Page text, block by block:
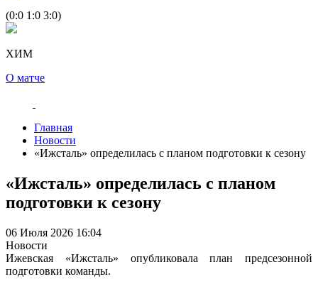
(0:0 1:0 3:0)
ХИМ
О матче
Главная
Новости
«Ижсталь» определилась с планом подготовки к сезону
«Ижсталь» определилась с планом
подготовки к сезону
06 Июля 2026 16:04
Новости
Ижевская «Ижсталь» опубликовала план предсезонной
подготовки команды.